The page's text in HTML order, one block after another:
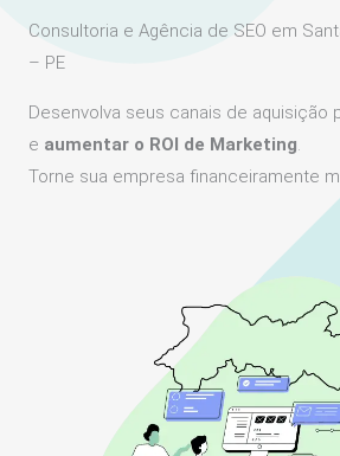
Consultoria e Agência de SEO em
– PE
Desenvolva seus canais de aquisição
e aumentar o ROI de Marketing.
Torne sua empresa financeiramente